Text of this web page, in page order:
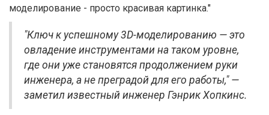
моделирование - просто красивая картинка."
"Ключ к успешному 3D-моделированию — это
овладение инструментами на таком уровне,
где они уже становятся продолжением руки
инженера, а не преградой для его работы," —
заметил известный инженер Гэнрик Хопкинс.